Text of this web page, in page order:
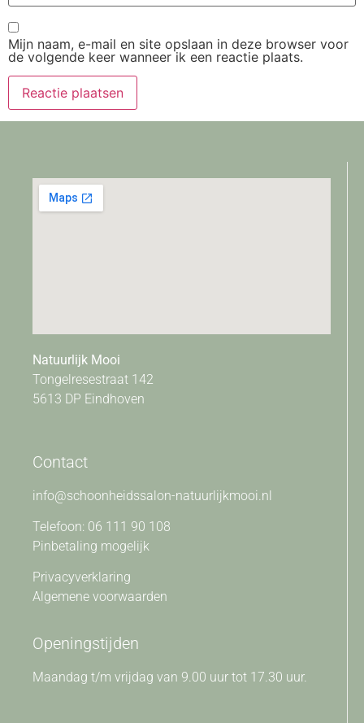
Mijn naam, e-mail en site opslaan in deze browser voor
de volgende keer wanneer ik een reactie plaats.
Natuurlijk Mooi
Tongelresestraat 142
5613 DP Eindhoven
Contact
info@schoonheidssalon-natuurlijkmooi.nl
Telefoon: 06 111 90 108
Pinbetaling mogelijk
Privacyverklaring
Algemene voorwaarden
Openingstijden
Maandag t/m vrijdag van 9.00 uur tot 17.30 uur.